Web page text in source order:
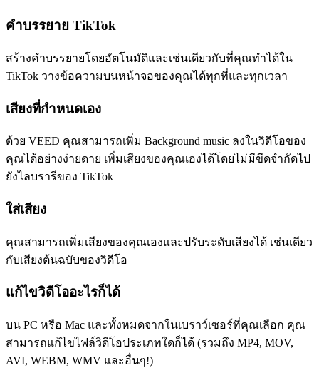
คำบรรยาย TikTok
สร้างคำบรรยายโดยอัตโนมัติและเช่นเดียวกับที่คุณทำได้ใน
TikTok วางข้อความบนหน้าจอของคุณได้ทุกที่และทุกเวลา
เสียงที่กำหนดเอง
ด้วย VEED คุณสามารถเพิ่ม Background music ลงในวิดีโอของ
คุณได้อย่างง่ายดาย เพิ่มเสียงของคุณเองได้โดยไม่มีขีดจำกัดไป
ยังไลบรารีของ TikTok
ใส่เสียง
คุณสามารถเพิ่มเสียงของคุณเองและปรับระดับเสียงได้ เช่นเดียว
กับเสียงต้นฉบับของวิดีโอ
แก้ไขวิดีโออะไรก็ได้
บน PC หรือ Mac และทั้งหมดจากในเบราว์เซอร์ที่คุณเลือก คุณ
สามารถแก้ไขไฟล์วิดีโอประเภทใดก็ได้ (รวมถึง MP4, MOV,
AVI, WEBM, WMV และอื่นๆ!)